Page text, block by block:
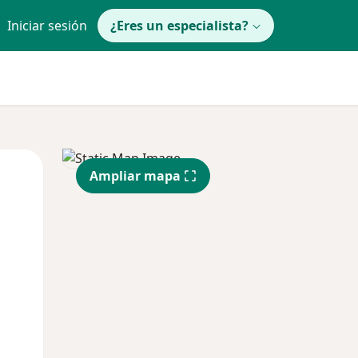
Iniciar sesión ¿Eres un especialista?
Mar
11 Ago
Mié
12 Ago
Ampliar mapa